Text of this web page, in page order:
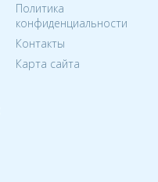
Политика
конфиденциальности
Контакты
Карта сайта